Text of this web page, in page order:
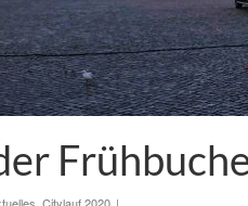
Citylauf 2020 |